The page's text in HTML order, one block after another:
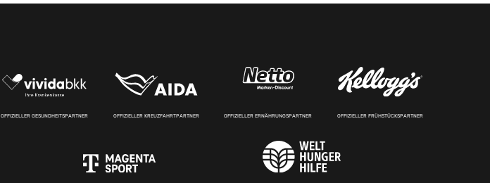
OFFIZIELLER GESUNDHEITSPARTNER OFFIZIELLER KREUZFAHRTPARTNER OFFIZIELLER ERNÄHRUNGSPARTNER OFFIZIELLER FRÜHSTÜCKSPARTNER